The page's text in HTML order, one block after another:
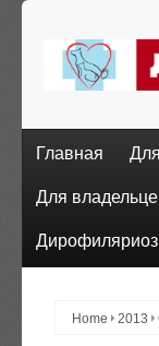
Главная
Для
Дирофиляриоз
Home 2013